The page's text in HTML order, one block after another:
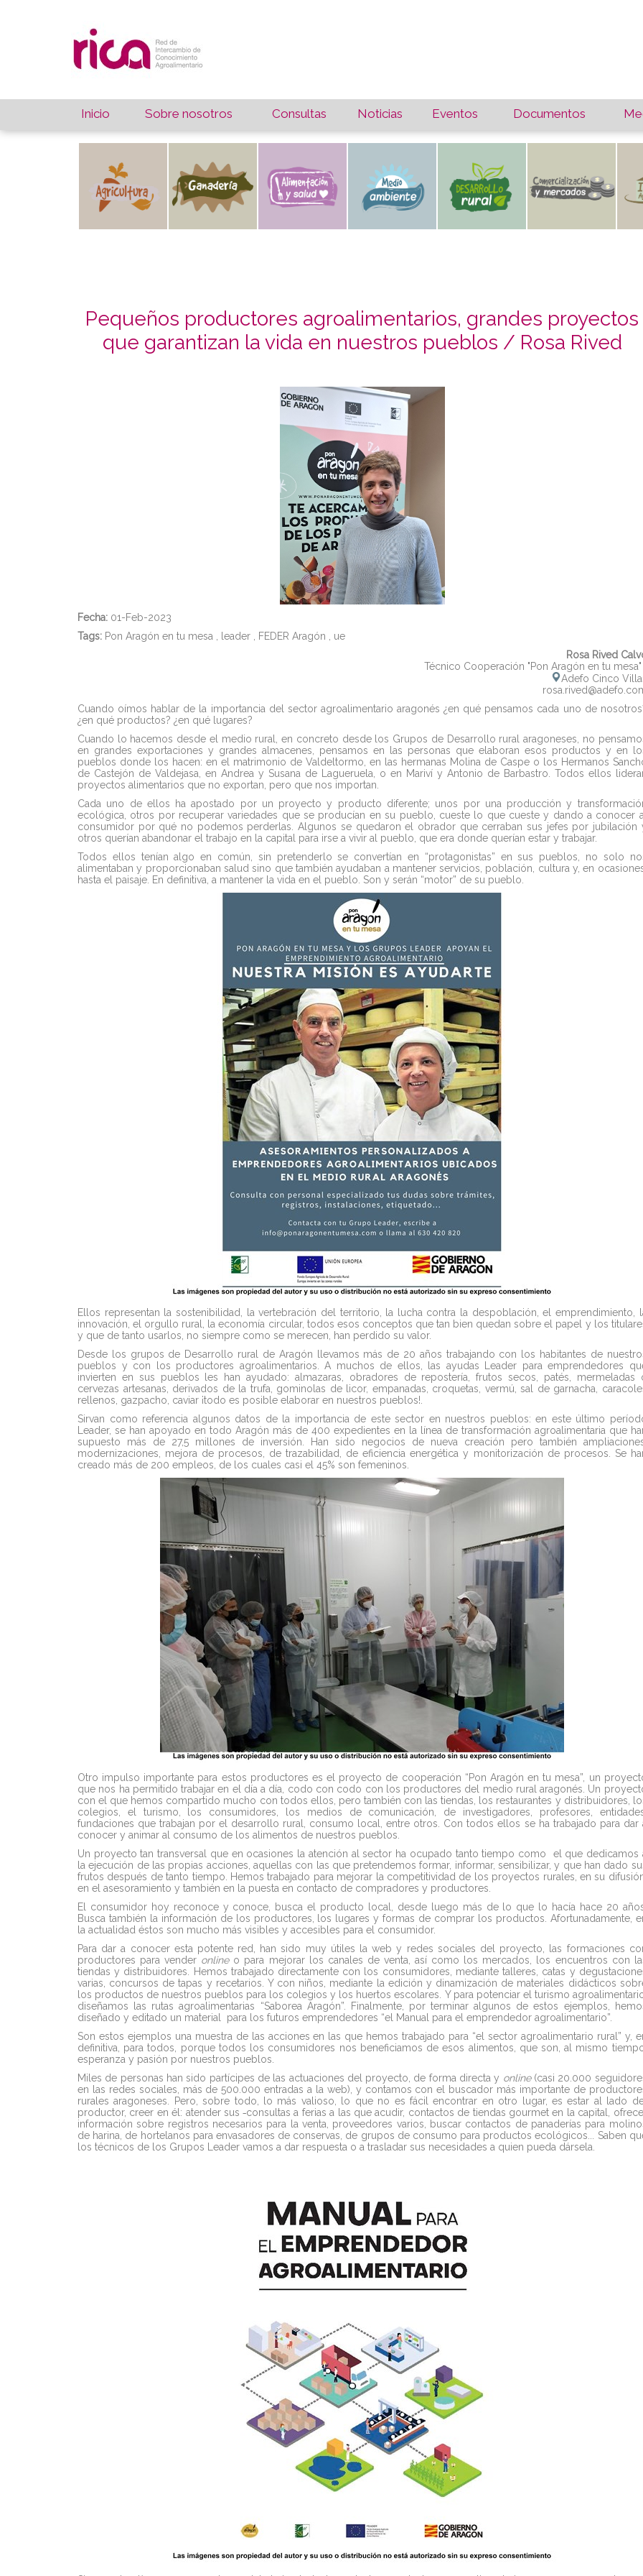
Inicio Sobre nosotros Consultas Noticias Eventos Documentos
Pequeños productores agroalimentarios, grandes proyectos
que garantizan la vida en nuestros pueblos / Rosa Rived
Fecha: 01-Feb-2023
Tags: Pon Aragón en tu mesa leader FEDER Aragón
ue
Rosa Rived
Técnico Cooperación "Pon Aragón en tu mesa"
Adefo Cinco
Cuando oímos hablar de la importancia del sector agroalimentario aragonés ¿en qué pensamos cada uno de
¿en qué productos? ¿en qué lugares?
Cuando lo hacemos desde el medio rural, en concreto desde los Grupos de Desarrollo rural aragoneses, no
en grandes exportaciones y grandes almacenes, pensamos en las personas que elaboran esos productos y en
pueblos donde los hacen: en el matrimonio de Valdeltormo, en las hermanas Molina de Caspe o los Hermanos
de Castejón de Valdejasa, en Andrea y Susana de Lagueruela, o en Mariví y Antonio de Barbastro. Todos ellos
proyectos alimentarios que no exportan, pero que nos importan.
Cada uno de ellos ha apostado por un proyecto y producto diferente; unos por una producción y
ecológica, otros por recuperar variedades que se producían en su pueblo, cueste lo que cueste y dando a conocer al
consumidor por qué no podemos perderlas. Algunos se quedaron el obrador que cerraban sus jefes por jubilación
otros querían abandonar el trabajo en la capital para irse a vivir al pueblo, que era donde querían estar y trabajar.
Todos ellos tenían algo en común, sin pretenderlo se convertían en “protagonistas” en sus pueblos, no solo
alimentaban y proporcionaban salud sino que también ayudaban a mantener servicios, población, cultura y, en
hasta el paisaje. En definitiva, a mantener la vida en el pueblo. Son y serán “motor” de su pueblo.
Ellos representan la sostenibilidad, la vertebración del territorio, la lucha contra la despoblación, el emprendimiento,
innovación, el orgullo rural, la economía circular, todos esos conceptos que tan bien quedan sobre el papel y los
y que de tanto usarlos, no siempre como se merecen, han perdido su valor.
Desde los grupos de Desarrollo rural de Aragón llevamos más de 20 años trabajando con los habitantes de
pueblos y con los productores agroalimentarios. A muchos de ellos, las ayudas Leader para emprendedores
invierten en sus pueblos les han ayudado: almazaras, obradores de repostería, frutos secos, patés, mermeladas
cervezas artesanas, derivados de la trufa, gominolas de licor, empanadas, croquetas, vermú, sal de garnacha,
rellenos, gazpacho, caviar ¡todo es posible elaborar en nuestros pueblos!.
Sirvan como referencia algunos datos de la importancia de este sector en nuestros pueblos: en este último
Leader, se han apoyado en todo Aragón más de 400 expedientes en la línea de transformación agroalimentaria que
supuesto más de 27,5 millones de inversión. Han sido negocios de nueva creación pero también
modernizaciones, mejora de procesos, de trazabilidad, de eficiencia energética y monitorización de procesos. Se
creado más de 200 empleos, de los cuales casi el 45% son femeninos.
Otro impulso importante para estos productores es el proyecto de cooperación “Pon Aragón en tu mesa”, un
que nos ha permitido trabajar en el día a día, codo con codo con los productores del medio rural aragonés. Un
con el que hemos compartido mucho con todos ellos, pero también con las tiendas, los restaurantes y distribuidores,
colegios, el turismo, los consumidores, los medios de comunicación, de investigadores, profesores,
fundaciones que trabajan por el desarrollo rural, consumo local, entre otros. Con todos ellos se ha trabajado para dar
conocer y animar al consumo de los alimentos de nuestros pueblos.
Un proyecto tan transversal que en ocasiones la atención al sector ha ocupado tanto tiempo como el que dedicamos
la ejecución de las propias acciones, aquellas con las que pretendemos formar, informar, sensibilizar, y que han dado
frutos después de tanto tiempo. Hemos trabajado para mejorar la competitividad de los proyectos rurales, en su
en el asesoramiento y también en la puesta en contacto de compradores y productores.
El consumidor hoy reconoce y conoce, busca el producto local, desde luego más de lo que lo hacía hace 20
Busca también la información de los productores, los lugares y formas de comprar los productos. Afortunadamente,
la actualidad éstos son mucho más visibles y accesibles para el consumidor.
Para dar a conocer esta potente red, han sido muy útiles
la web y redes sociales del proyecto, las formaciones
productores para vender onlineo para mejorar los canales de venta, así como los mercados, los encuentros con
tiendas y distribuidores. Hemos trabajado directamente con los consumidores, mediante talleres, catas y
varias, concursos de tapas y recetarios. Y con niños, mediante la edición y dinamización de materiales didácticos
los productos de nuestros pueblos para los colegios y los huertos escolares. Y para potenciar el turismo
diseñamos las rutas agroalimentarias “Saborea Aragón”. Finalmente, por terminar algunos de estos ejemplos,
diseñado y editado un material para los futuros emprendedores “el
Manual para el emprendedor agroalimentario”.
Son estos ejemplos una muestra de las acciones en las que hemos trabajado para “el sector agroalimentario rural” y,
definitiva, para todos, porque todos los consumidores nos beneficiamos de esos alimentos, que son, al mismo
esperanza y pasión por nuestros pueblos.
Miles de personas han sido partícipes de las actuaciones del proyecto, de forma directa y online (casi 20.000
en las redes sociales, más de 500.000 entradas a la web), y contamos con el buscador más importante de
rurales aragoneses. Pero, sobre todo, lo más valioso, lo que no es fácil encontrar en otro lugar, es estar al lado
productor, creer en él: atender sus consultas a ferias a las que acudir, contactos de tiendas gourmet en la capital,
información sobre registros necesarios para la venta, proveedores varios, buscar contactos de panaderías para
de harina, de hortelanos para envasadores de conservas, de grupos de consumo para productos ecológicos... Saben
los técnicos de los Grupos Leader vamos a dar respuesta o a trasladar sus necesidades a quien pueda dársela.